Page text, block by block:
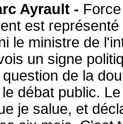
Ayrault -
est
le ministre de
un signe
de la
débat public.
je salue, et